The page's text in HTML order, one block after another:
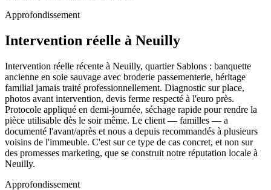
Approfondissement
Intervention réelle à Neuilly
Intervention réelle récente à Neuilly, quartier Sablons : banquette
ancienne en soie sauvage avec broderie passementerie, héritage
familial jamais traité professionnellement. Diagnostic sur place,
photos avant intervention, devis ferme respecté à l'euro près.
Protocole appliqué en demi-journée, séchage rapide pour rendre la
pièce utilisable dès le soir même. Le client — familles — a
documenté l'avant/après et nous a depuis recommandés à plusieurs
voisins de l'immeuble. C'est sur ce type de cas concret, et non sur
des promesses marketing, que se construit notre réputation locale à
Neuilly.
Approfondissement